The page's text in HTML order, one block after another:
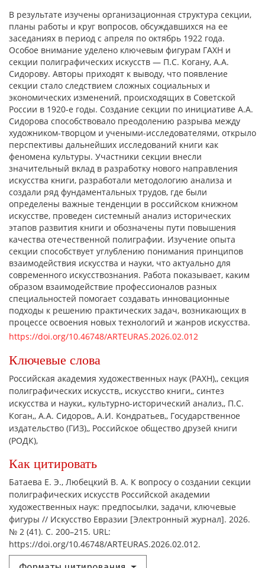
Ключевые слова
Российская академия художественных наук (РАХН), секция
полиграфических искусств, искусство книги, синтез
искусства и науки, культурно-исторический анализ, П.С.
Коган, А.А. Сидоров, А.И. Кондратьев, Государственное
издательство (ГИЗ), Российское общество друзей книги
(РОДК),
Как цитировать
Батаева Е. Э., Любецкий В. А. К вопросу о создании секции
полиграфических искусств Российской академии
художественных наук: предпосылки, задачи, ключевые
фигуры // Искусство Евразии [Электронный журнал]. 2026.
№ 2 (41). С. 200–215. URL:
https://doi.org/10.46748/ARTEURAS.2026.02.012.
В результате изучены организационная структура секции,
планы работы и круг вопросов, обсуждавшихся на ее
заседаниях в период с апреля по октябрь 1922 года.
Особое внимание уделено ключевым фигурам ГАХН и
секции полиграфических искусств — П.С. Когану, А.А.
Сидорову. Авторы приходят к выводу, что появление
секции стало следствием сложных социальных и
экономических изменений, происходящих в Советской
России в 1920-е годы. Создание секции по инициативе А.А.
Сидорова способствовало преодолению разрыва между
художником-творцом и учеными-исследователями, открыло
перспективы дальнейших исследований книги как
феномена культуры. Участники секции внесли
значительный вклад в разработку нового направления
искусства книги, разработали методологию анализа и
создали ряд фундаментальных трудов, где были
определены важные тенденции в российском книжном
искусстве, проведен системный анализ исторических
этапов развития книги и обозначены пути повышения
качества отечественной полиграфии. Изучение опыта
секции способствует углублению понимания принципов
взаимодействия искусства и науки, что актуально для
современного искусствознания. Работа показывает, каким
образом взаимодействие профессионалов разных
специальностей помогает создавать инновационные
подходы к решению практических задач, возникающих в
процессе освоения новых технологий и жанров искусства.
https://doi.org/10.46748/ARTEURAS.2026.02.012